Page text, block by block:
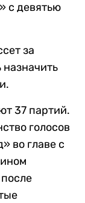
с девятью
за
37 партий.
голосов
во главе с